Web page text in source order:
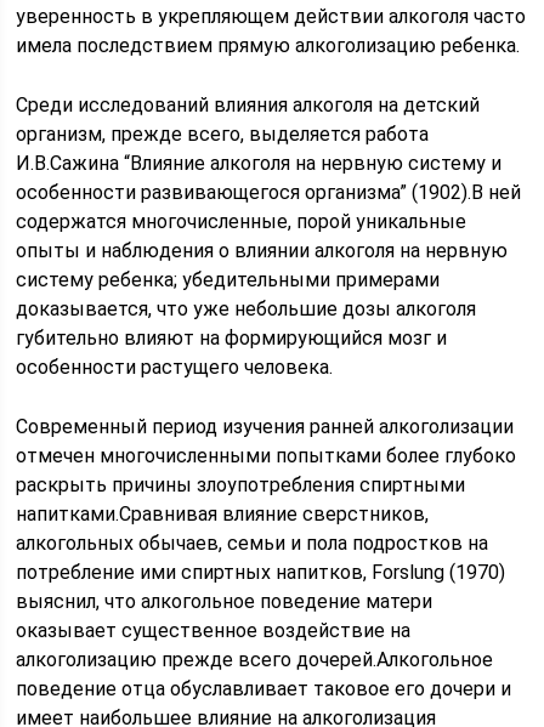
уверенность в укрепляющем действии алкоголя часто
имела последствием прямую алкоголизацию ребенка.
Среди исследований влияния алкоголя на детский
организм, прежде всего, выделяется работа
И.В.Сажина “Влияние алкоголя на нервную систему и
особенности развивающегося организма” (1902).В ней
содержатся многочисленные, порой уникальные
опыты и наблюдения о влиянии алкоголя на нервную
систему ребенка; убедительными примерами
доказывается, что уже небольшие дозы алкоголя
губительно влияют на формирующийся мозг и
особенности растущего человека.
Современный период изучения ранней алкоголизации
отмечен многочисленными попытками более глубоко
раскрыть причины злоупотребления спиртными
напитками.Сравнивая влияние сверстников,
алкогольных обычаев, семьи и пола подростков на
потребление ими спиртных напитков, Forslung (1970)
выяснил, что алкогольное поведение матери
оказывает существенное воздействие на
алкоголизацию прежде всего дочерей.Алкогольное
поведение отца обуславливает таковое его дочери и
имеет наибольшее влияние на алкоголизация